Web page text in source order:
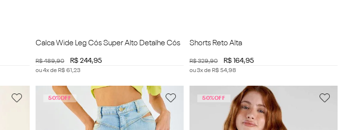
Calca Wide Leg Cós Super Alto Detalhe Cós
R$489,90 R$ 244,95
ou4x de R$ 61 ,23
Shorts Reto Alta
R$329,90 R$ 164,95
ou3x de R$ 54,98
50%OFF 50%OFF